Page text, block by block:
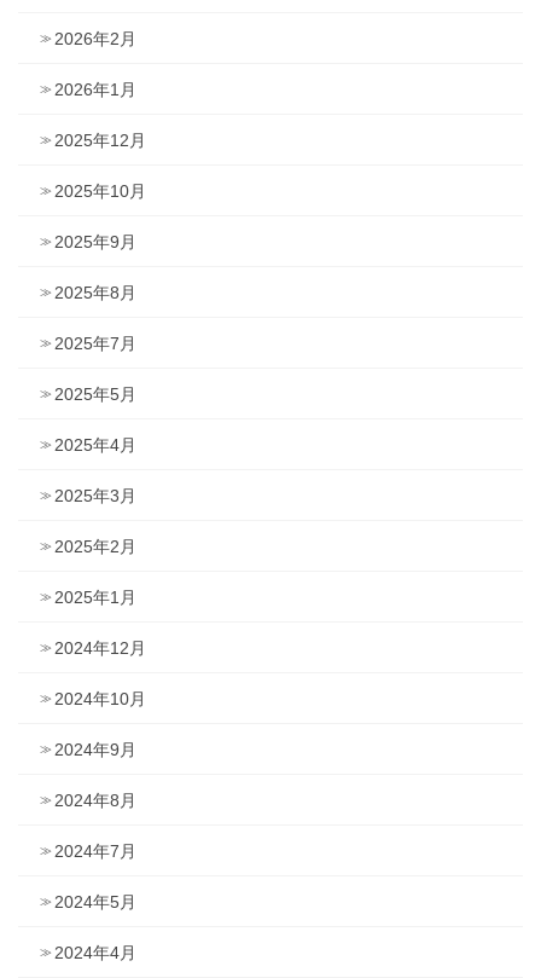
2026年2月
2026年1月
2025年12月
2025年10月
2025年9月
2025年8月
2025年7月
2025年5月
2025年4月
2025年3月
2025年2月
2025年1月
2024年12月
2024年10月
2024年9月
2024年8月
2024年7月
2024年5月
2024年4月